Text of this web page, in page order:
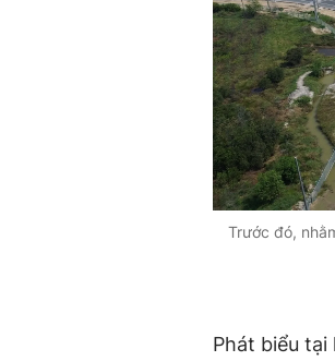
Trước đó,
Phát biểu